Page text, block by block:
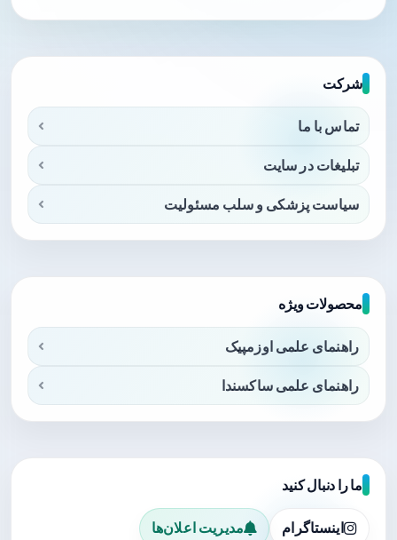
شرکت
تماس با ما
تبلیغات در سایت
سیاست پزشکی و سلب مسئولیت
محصولات ویژه
راهنمای علمی اوزمپیک
راهنمای علمی ساکسندا
ما را دنبال کنید
اینستاگرام مدیریت اعلان‌ها